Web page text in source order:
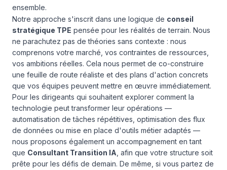
ensemble.
Notre approche s'inscrit dans une logique de conseil
stratégique TPE pensée pour les réalités de terrain. Nous
ne parachutez pas de théories sans contexte : nous
comprenons votre marché, vos contraintes de ressources,
vos ambitions réelles. Cela nous permet de co-construire
une feuille de route réaliste et des plans d'action concrets
que vos équipes peuvent mettre en œuvre immédiatement.
Pour les dirigeants qui souhaitent explorer comment la
technologie peut transformer leur opérations —
automatisation de tâches répétitives, optimisation des flux
de données ou mise en place d'outils métier adaptés —
nous proposons également un accompagnement en tant
que Consultant Transition IA , afin que votre structure soit
prête pour les défis de demain. De même, si vous partez de